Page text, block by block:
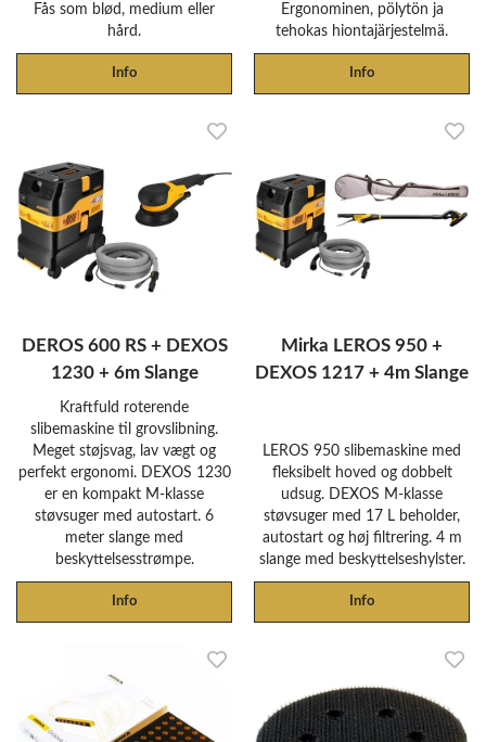
Fås som blød, medium eller
hård.
Info
Ergonominen, pölytön ja
tehokas hiontajärjestelmä.
Info
DEROS 600 RS + DEXOS
1230 + 6m Slange
Kraftfuld roterende
slibemaskine til grovslibning.
Meget støjsvag, lav vægt og
perfekt ergonomi. DEXOS 1230
er en kompakt M-klasse
støvsuger med autostart. 6
meter slange med
beskyttelsesstrømpe.
Info
Mirka LEROS 950 +
DEXOS 1217 + 4m Slange
LEROS 950 slibemaskine med
fleksibelt hoved og dobbelt
udsug. DEXOS M-klasse
støvsuger med 17 L beholder,
autostart og høj filtrering. 4 m
slange med beskyttelseshylster.
Info